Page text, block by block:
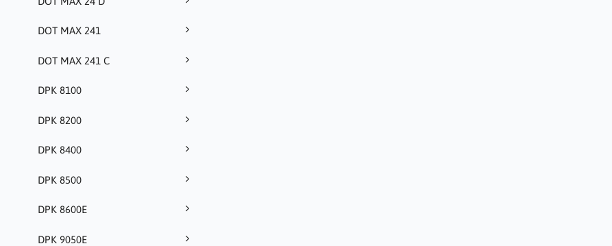
DOT MAX 241
DOT MAX 241 C
DPK 8100
DPK 8200
DPK 8400
DPK 8500
DPK 8600E
DPK 9050E